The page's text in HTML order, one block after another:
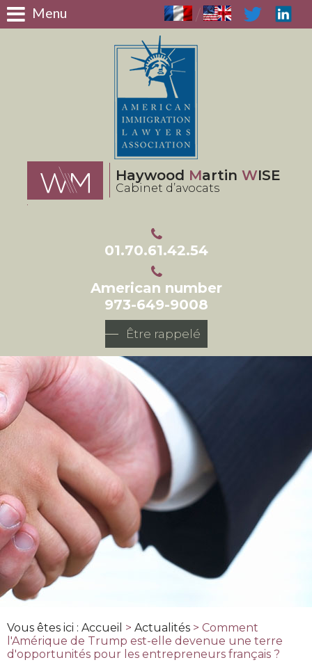
Menu
Haywood Martin WISE
Cabinet d’avocats
01.70.61.42.54
American number
973-649-9008
Être rappelé
/
Vous êtes ici : Accueil > Actualités > Comment
l'Amérique de Trump est-elle devenue une terre
d'opportunités pour les entrepreneurs français ?
Panneau de gestion des cookies